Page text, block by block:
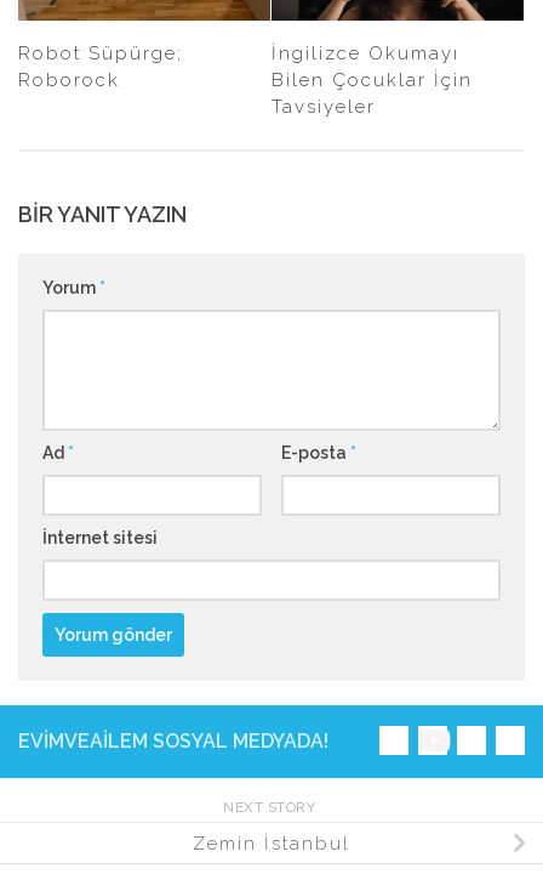
Robot Süpürge;
Roborock
İngilizce Okumayı
Bilen Çocuklar İçin
Tavsiyeler
BIR YANIT YAZIN
Yorum *
Ad * E-posta *
İnternet sitesi
EVIMVEAILEM SOSYAL MEDYADA!
NEXT STORY
Zemin İstanbul